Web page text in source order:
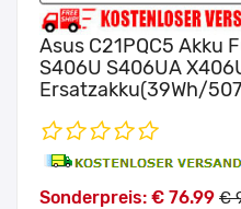
Asus C21PQC5 Akku
S406U S406UA
Ersatzakku(39Wh/
Sonderpreis: € 76.99 €